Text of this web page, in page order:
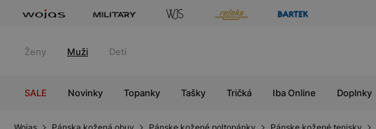
Ženy Muži Deti
SALE Novinky Topanky Tašky Tričká Iba Online Doplnky